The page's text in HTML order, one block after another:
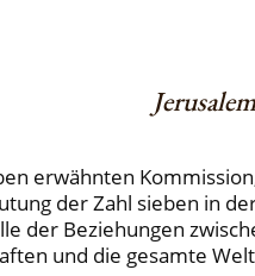
erwähnten
der Zahl sieben in
der Beziehungen
und die gesamte